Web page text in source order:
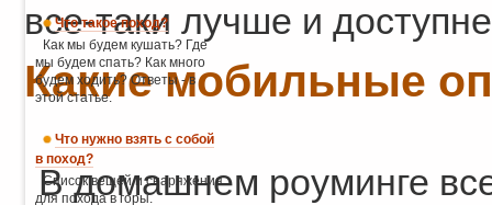
все-таки лучше и
Какие мобильные
В домашнем роуминге
Что такое поход?
Как мы будем кушать? Где
мы будем спать? Как много
будем ходить? Ответы - в
этой статье.
Что нужно взять с собой
в поход?
Список вещей и снаряжения
для похода в горы.